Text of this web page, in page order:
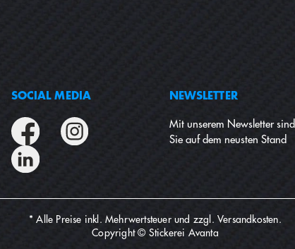
SOCIAL MEDIA NEWSLETTER
Mit unserem Newsletter sind
Sie auf dem neusten Stand
* Alle Preise inkl. Mehrwertsteuer und zzgl.Versandkosten.
Copyright © Stickerei Avanta